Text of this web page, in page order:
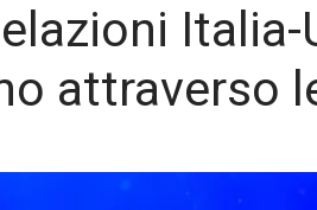
attraverso